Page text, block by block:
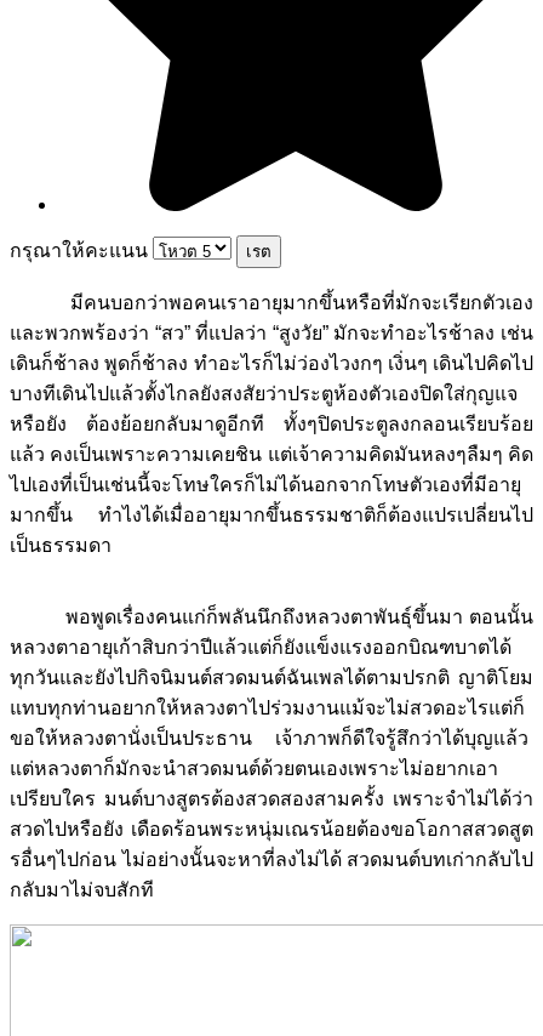
กรุณาให้คะแนน
มีคนบอกว่าพอคนเราอายุมากขึ้นหรือที่มักจะเรียกตัวเอง
และพวกพร้องว่า “สว” ที่แปลว่า “สูงวัย” มักจะทำอะไรช้าลง เช่น
เดินก็ช้าลง พูดก็ช้าลง ทำอะไรก็ไม่ว่องไวงกๆ เงิ่นๆ เดินไปคิดไป
บางทีเดินไปแล้วตั้งไกลยังสงสัยว่าประตูห้องตัวเองปิดใส่กุญแจ
หรือยัง ต้องย้อยกลับมาดูอีกที ทั้งๆปิดประตูลงกลอนเรียบร้อย
แล้ว คงเป็นเพราะความเคยชิน แต่เจ้าความคิดมันหลงๆลืมๆ คิด
ไปเองที่เป็นเช่นนี้จะโทษใครก็ไม่ได้นอกจากโทษตัวเองที่มีอายุ
มากขึ้น ทำไงได้เมื่ออายุมากขึ้นธรรมชาติก็ต้องแปรเปลี่ยนไป
เป็นธรรมดา
พอพูดเรื่องคนแก่ก็พลันนึกถึงหลวงตาพันธุ์ขึ้นมา ตอนนั้น
หลวงตาอายุเก้าสิบกว่าปีแล้วแต่ก็ยังแข็งแรงออกบิณฑบาตได้
ทุกวันและยังไปกิจนิมนต์สวดมนต์ฉันเพลได้ตามปรกติ ญาติโยม
แทบทุกท่านอยากให้หลวงตาไปร่วมงานแม้จะไม่สวดอะไรแต่ก็
ขอให้หลวงตานั่งเป็นประธาน เจ้าภาพก็ดีใจรู้สึกว่าได้บุญแล้ว
แต่หลวงตาก็มักจะนำสวดมนต์ด้วยตนเองเพราะไม่อยากเอา
เปรียบใคร มนต์บางสูตรต้องสวดสองสามครั้ง เพราะจำไม่ได้ว่า
สวดไปหรือยัง เดือดร้อนพระหนุ่มเณรน้อยต้องขอโอกาสสวดสูต
รอื่นๆไปก่อน ไม่อย่างนั้นจะหาที่ลงไม่ได้ สวดมนต์บทเก่ากลับไป
กลับมาไม่จบสักที